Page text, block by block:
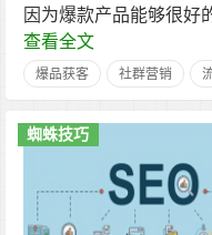
因为爆款产品能够很好
查看全文
爆品获客 社群营销
蜘蛛技巧